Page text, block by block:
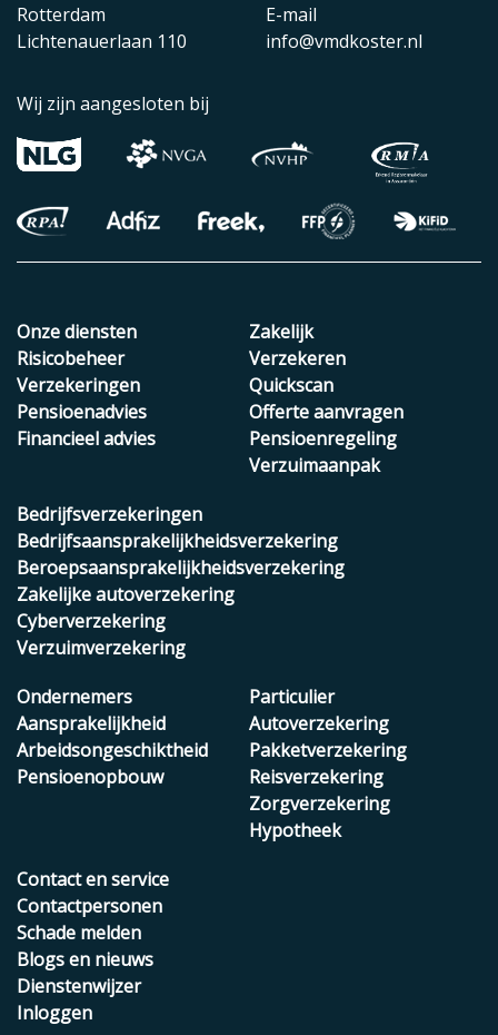
Rotterdam
Lichtenauerlaan 110
E-mail
info@vmdkoster.nl
Wij zijn aangesloten bij
Onze diensten
Risicobeheer
Verzekeringen
Pensioenadvies
Financieel advies
Zakelijk
Verzekeren
Quickscan
Offerte aanvragen
Pensioenregeling
Verzuimaanpak
Bedrijfsverzekeringen
Bedrijfsaansprakelijkheidsverzekering
Beroepsaansprakelijkheidsverzekering
Zakelijke autoverzekering
Cyberverzekering
Verzuimverzekering
Ondernemers
Aansprakelijkheid
Arbeidsongeschiktheid
Pensioenopbouw
Particulier
Autoverzekering
Pakketverzekering
Reisverzekering
Zorgverzekering
Hypotheek
Contact en service
Contactpersonen
Schade melden
Blogs en nieuws
Dienstenwijzer
Inloggen